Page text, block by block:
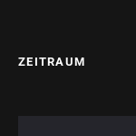
ZEITRAUM